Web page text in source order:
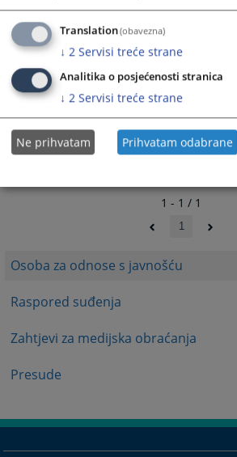
Osoba za odnose s javnošću
Raspored suđenja
Zahtjevi za medijska obraćanja
Presude
1 - 1 / 1
1
Translation(obavezna)
↓ 2 Servisi treće strane
Analitika o posjećenosti stranica
↓ 2 Servisi treće strane
Ne prihvatam Prihvatam odabrane